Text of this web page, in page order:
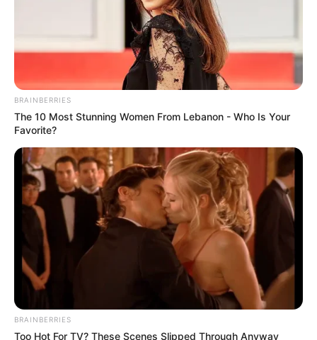
BRAINBERRIES
The 10 Most Stunning Women From Lebanon - Who Is Your
Favorite?
BRAINBERRIES
Too Hot For TV? These Scenes Slipped Through Anyway